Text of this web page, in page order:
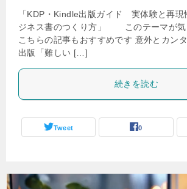
「KDP・Kindle出版ガイド 実体験と再現
ジネス書のつくり方」 このテーマが気
こちらの記事もおすすめです 意外とカン
出版「難しい […]
続きを読む
Tweet 0